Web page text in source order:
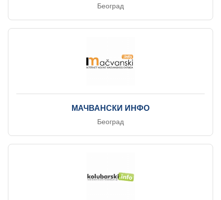
Београд
МАЧВАНСКИ ИНФО
Београд